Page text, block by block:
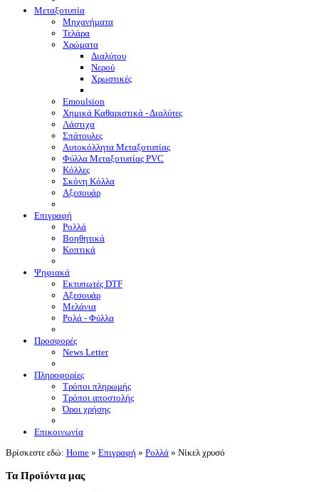
Μεταξοτυπία
Μηχανήματα
Τελάρα
Χρώματα
Διαλύτου
Νερού
Χρωστικές
Emoulsion
Χημικά Καθαριστικά - Διαλύτες
Λάστιχα
Σπάτουλες
Αυτοκόλλητα Μεταξοτυπίας
Φύλλα Μεταξοτυπίας PVC
Κόλλες
Σκόνη Κόλλα
Αξεσουάρ
Επιγραφή
Ρολλά
Βοηθητικά
Κοπτικά
Ψηφιακά
Eκτυπωτές DTF
Αξεσουάρ
Μελάνια
Ρολά - Φύλλα
Προσφορές
News Letter
Πληροφορίες
Τρόποι πληρωμής
Τρόποι αποστολής
Όροι χρήσης
Επικοινωνία
Βρίσκεστε εδώ: Home » Επιγραφή » Ρολλά » Νίκελ χρυσό
Τα Προϊόντα μας